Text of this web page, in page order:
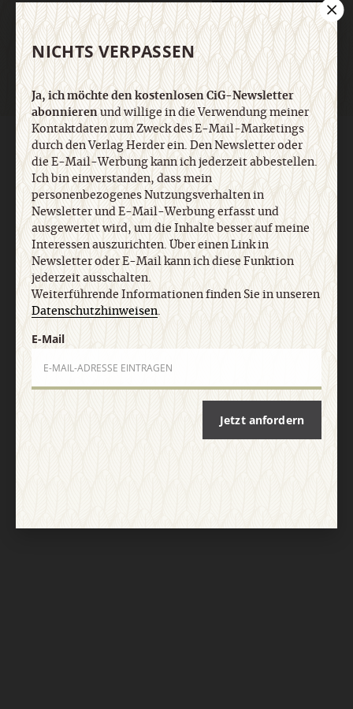
Jetzt anmelden
AGB und Widerrufsbelehrung Datenschutz
Barrierefreiheit
Impressum
Vertrag widerrufen Abo online kündigen
Nach oben
NICHTS VERPASSEN
Ja, ich möchte den kostenlosen CiG-Newsletter
abonnierenund willige in die Verwendung meiner
Kontaktdaten zum Zweck des E-Mail-Marketings
durch den Verlag Herder ein. Den Newsletter oder
die E-Mail-Werbung kann ich jederzeit abbestellen.
Ich bin einverstanden, dass mein
personenbezogenes Nutzungsverhalten in
Newsletter und E-Mail-Werbung erfasst und
ausgewertet wird, um die Inhalte besser auf meine
Interessen auszurichten. Über einen Link in
Newsletter oder E-Mail kann ich diese Funktion
jederzeit ausschalten.
Weiterführende Informationen finden Sie in unseren
Datenschutzhinweisen.
E-Mail
Jetzt anfordern